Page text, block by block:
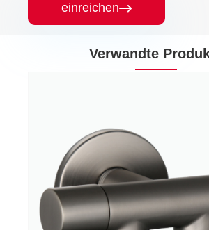
einreichen
Verwandte